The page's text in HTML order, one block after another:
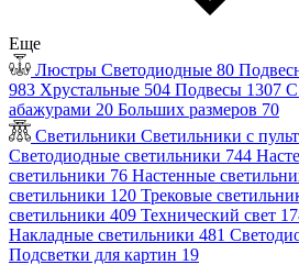
Еще
Люстры Светодиодные 80
983 Хрустальные 504 Подвесы 1307 С
абажурами 20 Больших размеров 70
Светильники Светильники с
Светодиодные светильники 744
светильники 76 Настенные
светильники 120 Трековые
светильники 409 Технический свет
Накладные светильники 481
Подсветки для картин 19